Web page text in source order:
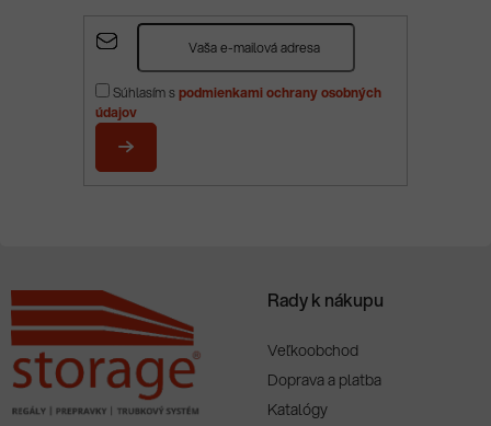
Súhlasím spodmienkami ochrany osobných
údajov
PRIHLÁSIŤ
Rady k nákupu
Veľkoobchod
Doprava a platba
Katalógy